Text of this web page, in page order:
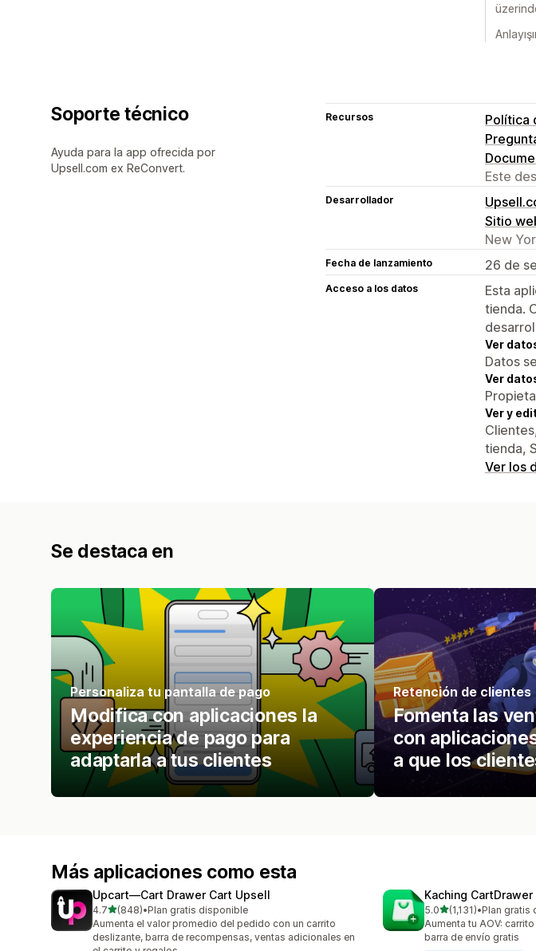
Soporte técnico
Ayuda para la app ofrecida por
Upsell.com ex ReConvert.
Recursos
Política
Este
Desarrollador
Sitio
New
Fecha de lanzamiento 26 de
Acceso a los datos
Esta
tienda.
Ver
Datos
Ver
Ver y
tienda,
Ver los
Se destaca en
Personaliza tu pantalla de pago
Modifica con aplicaciones la
experiencia de pago para
adaptarla a tus clientes
Retención de clientes
Fomenta las
con
a que los
Más aplicaciones como esta
Upcart—Cart Drawer Cart Upsell
4.7de 5 estrellas
(848)
848 reseñas en total
•Plan gratis disponible
Aumenta el valor promedio del pedido con un carrito
deslizante, barra de recompensas, ventas adicionales en
Kaching
5.0de 5 estrellas
(1,131)
1131 reseñas en total
•Plan gratis
Aumenta tu AOV:
barra de envío gratis